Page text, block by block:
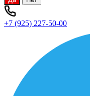
+7 (925) 227-50-00